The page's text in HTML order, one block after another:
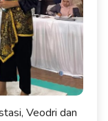
Veodri dan